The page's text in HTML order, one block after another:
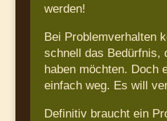
werden!
Bei Problemverhalten
schnell das Bedürfnis,
haben möchten. Doch
einfach weg. Es will
Definitiv braucht ein